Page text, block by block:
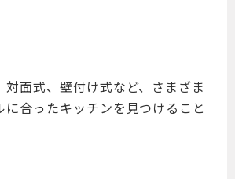
面式、壁付け式など、さまざま
合ったキッチンを見つけること